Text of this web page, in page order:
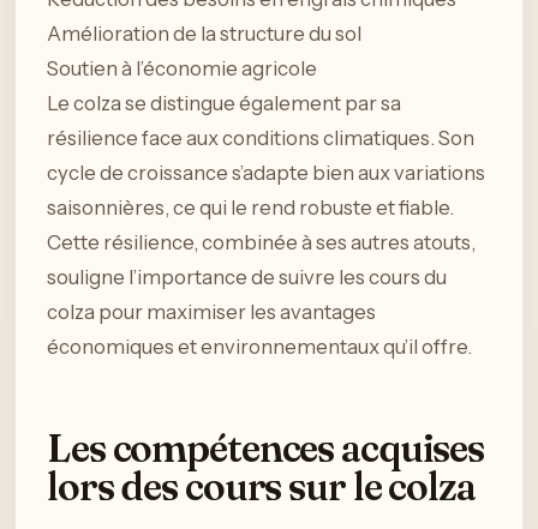
Amélioration de la structure du sol
Soutien à l’économie agricole
Le colza se distingue également par sa
résilience face aux conditions climatiques. Son
cycle de croissance s’adapte bien aux variations
saisonnières, ce qui le rend robuste et fiable.
Cette résilience, combinée à ses autres atouts,
souligne l’importance de suivre les cours du
colza pour maximiser les avantages
économiques et environnementaux qu’il offre.
Les compétences acquises
lors des cours sur le colza